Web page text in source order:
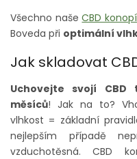
Všechno našeCBD konopí
Boveda při optimální
Jak skladovat
Uchovejte svojí
měsíců! Jak na to?
vlhkost = základní
nejlepším případě
vzduchotěsná. CBD